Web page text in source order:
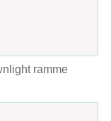
ramme